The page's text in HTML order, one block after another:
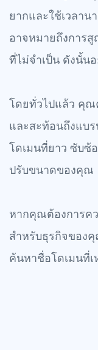
ยากและใช้เวลา
อาจหมายถึงการ
ที่ไม่จำเป็น ดังนั้น
โดยทั่วไปแล้ว คุณ
และสะท้อนถึงแบ
โดเมนที่ยาว ซับซ้
ปรับขนาดของคุณ
หากคุณต้องการค
สำหรับธุรกิจของ
ค้นหาชื่อโดเมนที่